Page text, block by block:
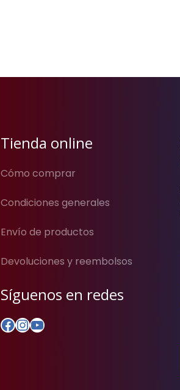
Tienda online
Cómo comprar
Condiciones generales
Envío de productos
Devoluciones y reembolsos
Síguenos en redes
Facebook
Instagram
YouTube